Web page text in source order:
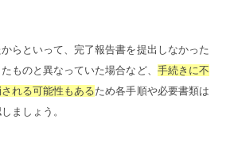
らといって、完了報告書を提出しなかった
ものと異なっていた場合など、 手続きに不
れる可能性もあるため各手順や必要書類は
ましょう。